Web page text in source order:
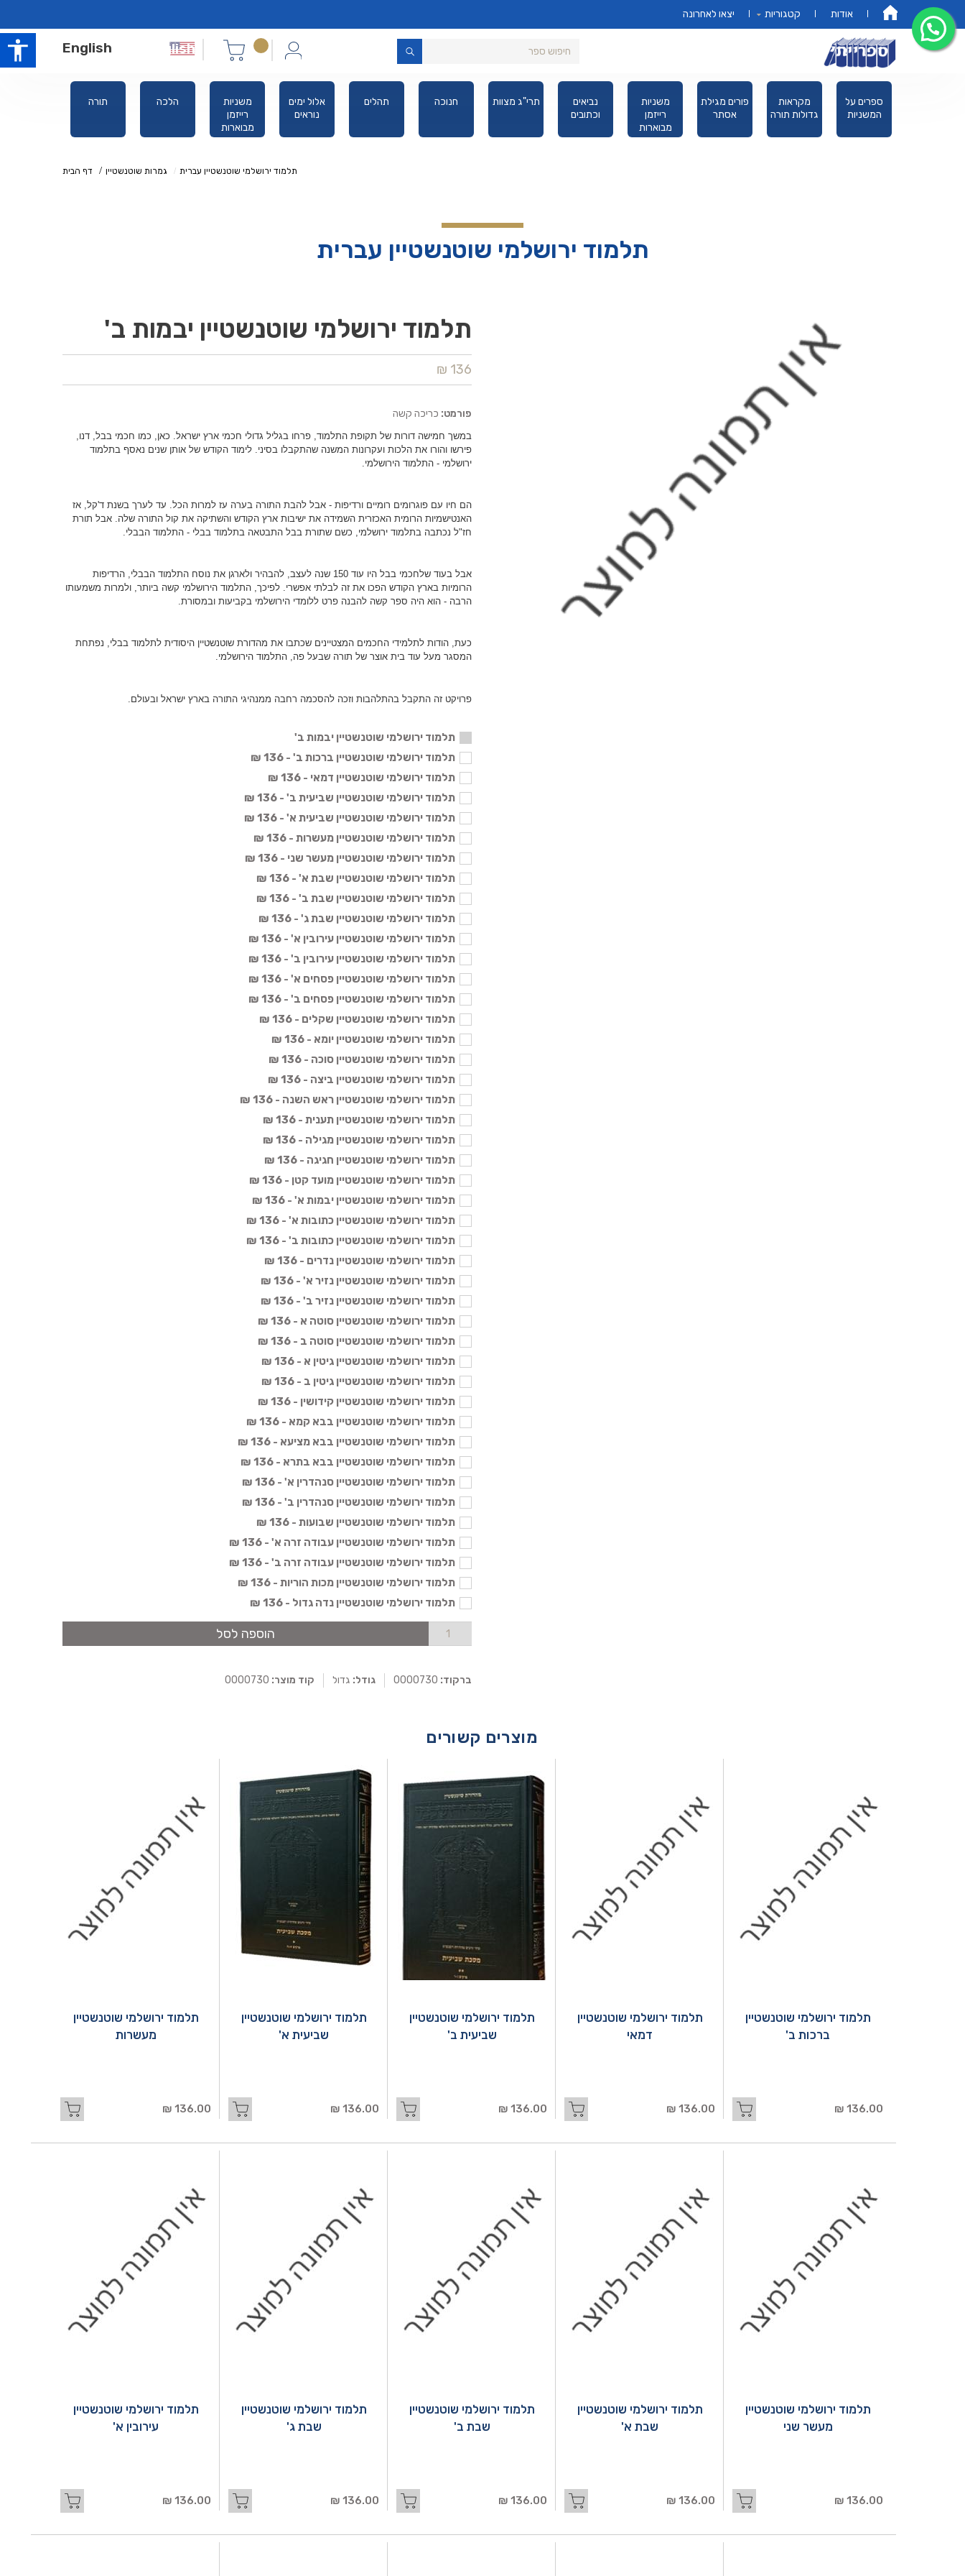
אודות קטגוריות יצאו לאחרונה
English
אלול ימים
תהלים תרי"ג מצוות
נביאים
מהדורת כיס
פורים מגילת
מקראות
גדולות תורה
ספרים על
המשניות
מחזורים
דף הבית גמרות שוטנשטיין תלמוד ירושלמי שוטנשטיין עברית
תלמוד ירושלמי שוטנשטיין עברית
תלמוד ירושלמי שוטנשטיין יבמות ב'
136 ₪
פורמט: כריכה קשה
במשך חמישה דורות של תקופת התלמוד, פרחו בגליל גדולי חכמי ארץ ישראל. כאן, כמו חכמי בבל, דנו,
פירשו והורו את הלכות ועקרונות המשנה שהתקבלו בסיני. לימוד הקודש של אותן שנים נאסף בתלמוד
ירושלמי - התלמוד הירושלמי.
הם חיו עם פוגרומים רומיים ורדיפות - אבל להבת התורה בערה עז למרות הכל. עד לערך בשנת ד'קל, אז
האנטישמיות הרומית האכזרית השמידה את ישיבות ארץ הקודש והשתיקה את קול התורה שלה. אבל תורת
חז"ל נכתבה בתלמוד ירושלמי, כשם שתורת בבל התבטאה בתלמוד בבלי - התלמוד הבבלי.
אבל בעוד שלחכמי בבל היו עוד 150 שנה לעצב, להבהיר ולארגן את נוסח התלמוד הבבלי, הרדיפות
הרומיות בארץ הקודש הפכו את זה לבלתי אפשרי. לפיכך, התלמוד הירושלמי קשה ביותר, ולמרות משמעותו
הרבה - הוא היה ספר קשה להבנה פרט ללומדי הירושלמי בקביעות ובמסורת.
כעת, הודות לתלמידי החכמים המצטיינים שכתבו את מהדורת שוטנשטיין היסודית לתלמוד בבלי, נפתחת
המסגר מעל עוד בית אוצר של תורה שבעל פה, התלמוד הירושלמי.
פרויקט זה התקבל בהתלהבות וזכה להסכמה רחבה ממנהיגי התורה בארץ ישראל ובעולם.
תלמוד ירושלמי שוטנשטיין יבמות ב'
תלמוד ירושלמי שוטנשטיין ברכות ב' - 136 ₪
תלמוד ירושלמי שוטנשטיין דמאי - 136 ₪
תלמוד ירושלמי שוטנשטיין שביעית ב' - 136 ₪
תלמוד ירושלמי שוטנשטיין שביעית א' - 136 ₪
תלמוד ירושלמי שוטנשטיין מעשרות - 136 ₪
תלמוד ירושלמי שוטנשטיין מעשר שני - 136 ₪
תלמוד ירושלמי שוטנשטיין שבת א' - 136 ₪
תלמוד ירושלמי שוטנשטיין שבת ב' - 136 ₪
תלמוד ירושלמי שוטנשטיין שבת ג' - 136 ₪
תלמוד ירושלמי שוטנשטיין עירובין א' - 136 ₪
תלמוד ירושלמי שוטנשטיין עירובין ב' - 136 ₪
תלמוד ירושלמי שוטנשטיין פסחים א' - 136 ₪
תלמוד ירושלמי שוטנשטיין פסחים ב' - 136 ₪
תלמוד ירושלמי שוטנשטיין שקלים - 136 ₪
תלמוד ירושלמי שוטנשטיין יומא - 136 ₪
תלמוד ירושלמי שוטנשטיין סוכה - 136 ₪
תלמוד ירושלמי שוטנשטיין ביצה - 136 ₪
תלמוד ירושלמי שוטנשטיין ראש השנה - 136 ₪
תלמוד ירושלמי שוטנשטיין תענית - 136 ₪
תלמוד ירושלמי שוטנשטיין מגילה - 136 ₪
תלמוד ירושלמי שוטנשטיין חגיגה - 136 ₪
תלמוד ירושלמי שוטנשטיין מועד קטן - 136 ₪
תלמוד ירושלמי שוטנשטיין יבמות א' - 136 ₪
תלמוד ירושלמי שוטנשטיין כתובות א' - 136 ₪
תלמוד ירושלמי שוטנשטיין כתובות ב' - 136 ₪
תלמוד ירושלמי שוטנשטיין נדרים - 136 ₪
תלמוד ירושלמי שוטנשטיין נזיר א' - 136 ₪
תלמוד ירושלמי שוטנשטיין נזיר ב' - 136 ₪
תלמוד ירושלמי שוטנשטיין סוטה א - 136 ₪
תלמוד ירושלמי שוטנשטיין סוטה ב - 136 ₪
תלמוד ירושלמי שוטנשטיין גיטין א - 136 ₪
תלמוד ירושלמי שוטנשטיין גיטין ב - 136 ₪
תלמוד ירושלמי שוטנשטיין קידושין - 136 ₪
תלמוד ירושלמי שוטנשטיין בבא קמא - 136 ₪
תלמוד ירושלמי שוטנשטיין בבא מציעא - 136 ₪
תלמוד ירושלמי שוטנשטיין בבא בתרא - 136 ₪
תלמוד ירושלמי שוטנשטיין סנהדרין א' - 136 ₪
תלמוד ירושלמי שוטנשטיין סנהדרין ב' - 136 ₪
תלמוד ירושלמי שוטנשטיין שבועות - 136 ₪
תלמוד ירושלמי שוטנשטיין עבודה זרה א' - 136 ₪
תלמוד ירושלמי שוטנשטיין עבודה זרה ב' - 136 ₪
תלמוד ירושלמי שוטנשטיין מכות הוריות - 136 ₪
תלמוד ירושלמי שוטנשטיין נדה גדול - 136 ₪
הוספה לסל
ברקוד: גודל: גדול קוד מוצר:
מוצרים קשורים
תלמוד ירושלמי שוטנשטיין
ברכות ב'
136.00 ₪
תלמוד ירושלמי שוטנשטיין
דמאי
136.00 ₪
תלמוד ירושלמי שוטנשטיין
שביעית ב'
136.00 ₪
תלמוד ירושלמי שוטנשטיין
שביעית א'
136.00 ₪
תלמוד ירושלמי שוטנשטיין
מעשרות
136.00 ₪
תלמוד ירושלמי שוטנשטיין
מעשר שני
136.00 ₪
תלמוד ירושלמי שוטנשטיין
שבת א'
136.00 ₪
תלמוד ירושלמי שוטנשטיין
שבת ב'
136.00 ₪
תלמוד ירושלמי שוטנשטיין
שבת ג'
136.00 ₪
תלמוד ירושלמי שוטנשטיין
עירובין א'
136.00 ₪